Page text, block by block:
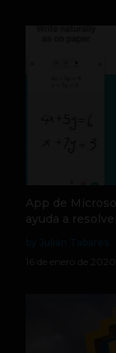
App de
ayuda a
16 de enero de 2020